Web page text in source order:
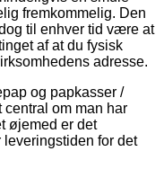
fremkommelig. Den
til enhver tid være at
af at du fysisk
adresse.
og papkasser /
om man har
øjemed er det
for det